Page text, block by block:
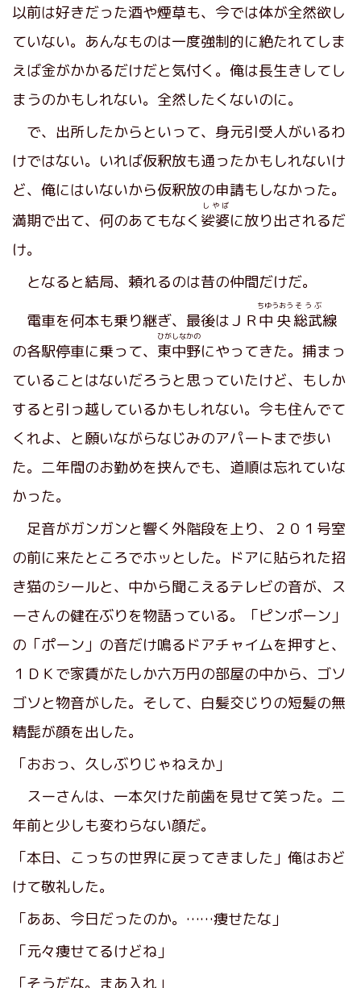
以前は好きだった酒や煙草も、今では体が全然欲し
ていない。あんなものは一度強制的に絶たれてしま
えば金がかかるだけだと気付く。俺は長生きしてし
まうのかもしれない。全然したくないのに。
で、出所したからといって、身元引受人がいるわ
けではない。いれば仮釈放も通ったかもしれないけ
ど、俺にはいないから仮釈放の申請もしなかった。
満期で出て、何のあてもなく 娑婆
しやば
に放り出されるだ
け。
となると結局、頼れるのは昔の仲間だけだ。
電車を何本も乗り継ぎ、最後はＪＲ 中央
ちゆうおう
総武
そうぶ
線
の各駅停車に乗って、 東中野
ひがしなかの
にやってきた。捕まっ
ていることはないだろうと思っていたけど、もしか
すると引っ越しているかもしれない。今も住んでて
くれよ、と願いながらなじみのアパートまで歩い
た。二年間のお勤めを挟んでも、道順は忘れていな
かった。
足音がガンガンと響く外階段を上り、２０１号室
の前に来たところでホッとした。ドアに貼られた招
き猫のシールと、中から聞こえるテレビの音が、ス
ーさんの健在ぶりを物語っている。「ピンポーン」
の「ポーン」の音だけ鳴るドアチャイムを押すと、
１ＤＫで家賃がたしか六万円の部屋の中から、ゴソ
ゴソと物音がした。そして、白髪交じりの短髪の無
精髭が顔を出した。
「おおっ、久しぶりじゃねえか」
スーさんは、一本欠けた前歯を見せて笑った。二
年前と少しも変わらない顔だ。
「本日、こっちの世界に戻ってきました」俺はおど
けて敬礼した。
「ああ、今日だったのか。……痩せたな」
「元々痩せてるけどね」
「そうだな。まあ入れ」